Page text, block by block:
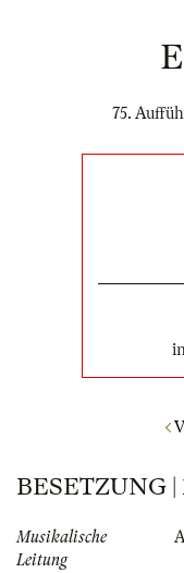
75.
BESETZUNG |
Musikalische
Leitung